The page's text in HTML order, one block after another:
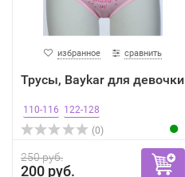
избранное сравнить
Трусы, Baykar для девочки
110-116 122-128
(0)
250 руб.
200 руб.